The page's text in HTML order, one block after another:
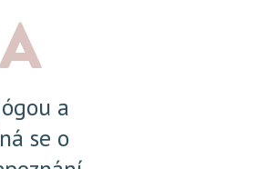
a
se o